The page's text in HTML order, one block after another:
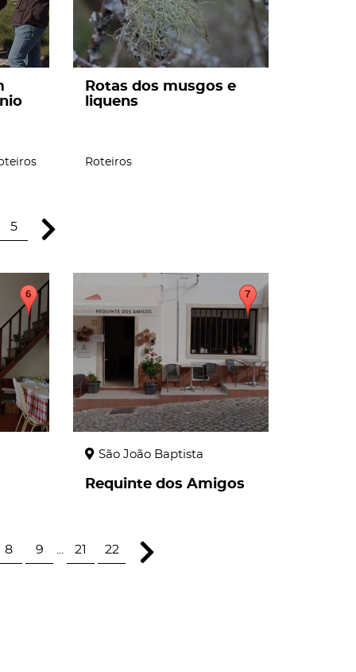
Rotas dos musgos e
liquens
Roteiros
5
São João Baptista
Requinte dos Amigos
8 9 21 22